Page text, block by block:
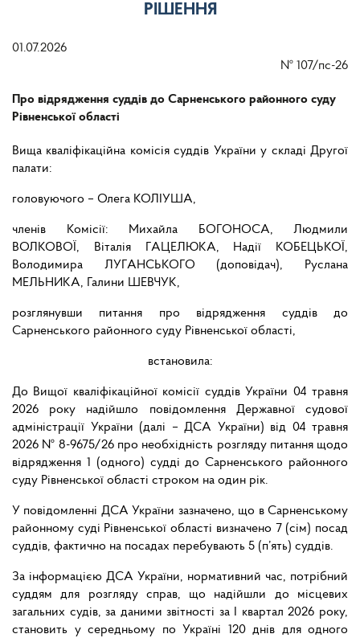
РІШЕННЯ
01.07.2026
№ 107/пс-26
Про відрядження суддів до Сарненського районного суду
Рівненської області
Вища кваліфікаційна комісія суддів України у складі Другої
палати:
головуючого – Олега КОЛІУША,
членів Комісії: Михайла БОГОНОСА, Людмили
ВОЛКОВОЇ, Віталія ГАЦЕЛЮКА, Надії КОБЕЦЬКОЇ,
Володимира ЛУГАНСЬКОГО (доповідач), Руслана
МЕЛЬНИКА, Галини ШЕВЧУК,
розглянувши питання про відрядження суддів до
Сарненського районного суду Рівненської області,
встановила:
До Вищої кваліфікаційної комісії суддів України 04 травня
2026 року надійшло повідомлення Державної судової
адміністрації України (далі – ДСА України) від 04 травня
2026 № 8-9675/26 про необхідність розгляду питання щодо
відрядження 1 (одного) судді до Сарненського районного
суду Рівненської області строком на один рік.
У повідомленні ДСА України зазначено, що в Сарненському
районному суді Рівненської області визначено 7 (сім) посад
суддів, фактично на посадах перебувають 5 (п’ять) суддів.
За інформацією ДСА України, нормативний час, потрібний
суддям для розгляду справ, що надійшли до місцевих
загальних судів, за даними звітності за І квартал 2026 року,
становить у середньому по Україні 120 днів для одного